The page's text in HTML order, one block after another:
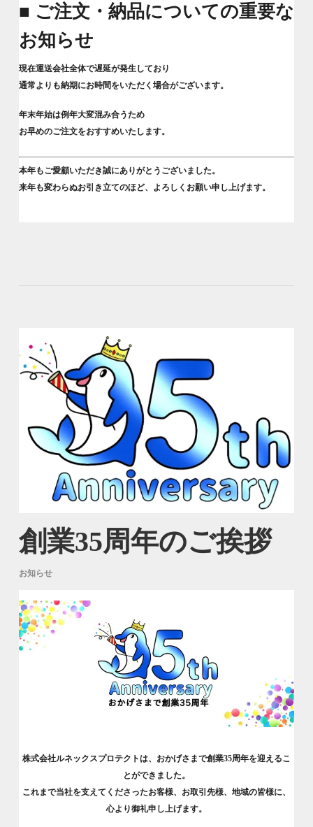
■ ご注文・納品についての重要な
お知らせ
現在運送会社全体で遅延が発生しており
通常よりも納期にお時間をいただく場合がございます。
年末年始は例年大変混み合うため
お早めのご注文をおすすめいたします。
本年もご愛顧いただき誠にありがとうございました。
来年も変わらぬお引き立てのほど、よろしくお願い申し上げます。
創業35周年のご挨拶
お知らせ
株式会社ルネックスプロテクトは、おかげさまで創業35周年を迎えるこ
とができました。
これまで当社を支えてくださったお客様、お取引先様、地域の皆様に、
心より御礼申し上げます。